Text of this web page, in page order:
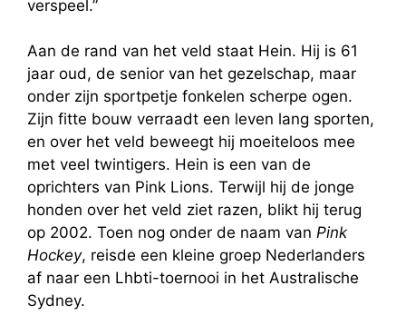
verspeel.”
Aan de rand van het veld staat Hein. Hij is 61
jaar oud, de senior van het gezelschap, maar
onder zijn sportpetje fonkelen scherpe ogen.
Zijn fitte bouw verraadt een leven lang sporten,
en over het veld beweegt hij moeiteloos mee
met veel twintigers. Hein is een van de
oprichters van Pink Lions. Terwijl hij de jonge
honden over het veld ziet razen, blikt hij terug
op 2002. Toen nog onder de naam van Pink
Hockey, reisde een kleine groep Nederlanders
af naar een Lhbti-toernooi in het Australische
Sydney.